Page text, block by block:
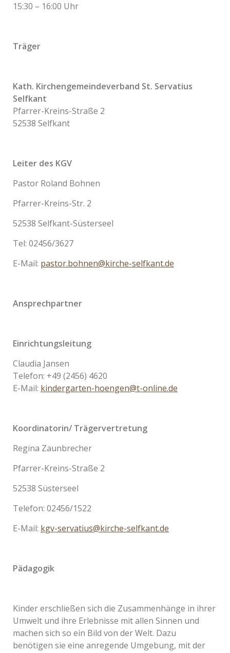
15:30 – 16:00 Uhr
Träger
Kath. Kirchengemeindeverband St. Servatius
Selfkant
Pfarrer-Kreins-Straße 2
52538 Selfkant
Leiter des KGV
Pastor Roland Bohnen
Pfarrer-Kreins-Str. 2
52538 Selfkant-Süsterseel
Tel: 02456/3627
E-Mail: pastor.bohnen@kirche-selfkant.de
Ansprechpartner
Einrichtungsleitung
Claudia Jansen
Telefon: +49 (2456) 4620
E-Mail: kindergarten-hoengen@t-online.de
Koordinatorin/ Trägervertretung
Regina Zaunbrecher
Pfarrer-Kreins-Straße 2
52538 Süsterseel
Telefon: 02456/1522
E-Mail: kgv-servatius@kirche-selfkant.de
Pädagogik
Kinder erschließen sich die Zusammenhänge in ihrer
Umwelt und ihre Erlebnisse mit allen Sinnen und
machen sich so ein Bild von der Welt. Dazu
benötigen sie eine anregende Umgebung, mit der